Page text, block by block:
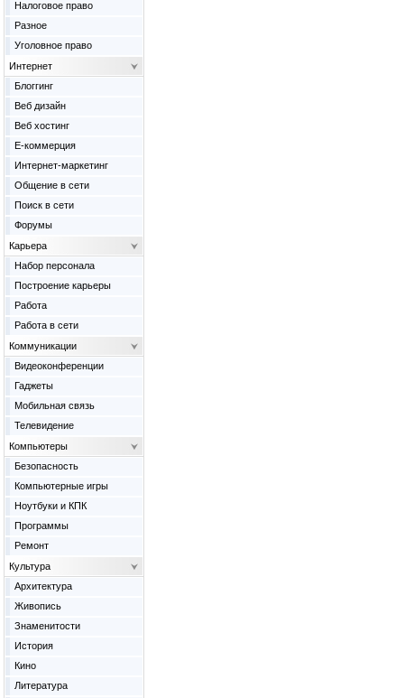
Налоговое право
Разное
Уголовное право
Интернет
Блоггинг
Веб дизайн
Веб хостинг
Е-коммерция
Интернет-маркетинг
Общение в сети
Поиск в сети
Форумы
Карьера
Набор персонала
Построение карьеры
Работа
Работа в сети
Коммуникации
Видеоконференции
Гаджеты
Мобильная связь
Телевидение
Компьютеры
Безопасность
Компьютерные игры
Ноутбуки и КПК
Программы
Ремонт
Культура
Архитектура
Живопись
Знаменитости
История
Кино
Литература